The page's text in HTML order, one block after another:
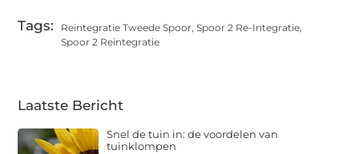
Tags: Reintegratie Tweede Spoor, Spoor 2 Re-Integratie,
Spoor 2 Reintegratie
Laatste Bericht
Snel de tuin in: de voordelen van
tuinklompen